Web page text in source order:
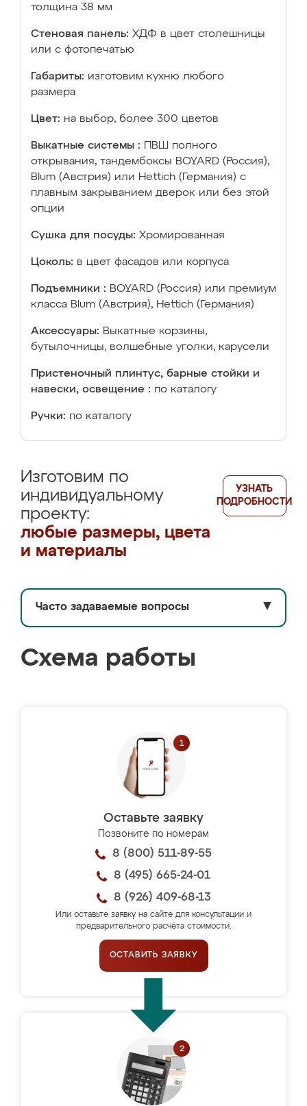
толщина 38 мм
Стеновая панель: ХДФ в цвет столешницы
или с фотопечатью
Габариты: изготовим кухню любого
размера
Цвет: на выбор, более 300 цветов
Выкатные системы :
ПВШ полного
открывания, тандембоксы BOYARD (Россия),
Blum (Австрия) или Hettich (Германия) с
плавным закрыванием дверок или без этой
опции
Сушка для посуды: Хромированная
Цоколь: в цвет фасадов или корпуса
Подъемники : BOYARD (Россия) или премиум
класса Blum (Австрия), Hettich (Германия)
Аксессуары: Выкатные корзины,
бутылочницы, волшебные уголки, карусели
Пристеночный плинтус, барные стойки и
навески, освещение : по каталогу
Ручки: по каталогу
Изготовим по
индивидуальному
проекту:
любые размеры, цвета
и материалы
УЗНАТЬ
ПОДРОБНОСТИ
Часто задаваемые вопросы ▼
Схема работы
Оставьте заявку
Позвоните по номерам
8 (800) 511-89-55
8 (495) 665-24-01
8 (926) 409-68-13
Или оставьте заявку на сайте для консультации и
предварительного расчёта стоимости.
ОСТАВИТЬ ЗАЯВКУ